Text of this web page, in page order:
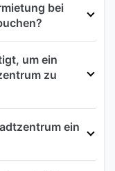
bei
um ein
zu
ein